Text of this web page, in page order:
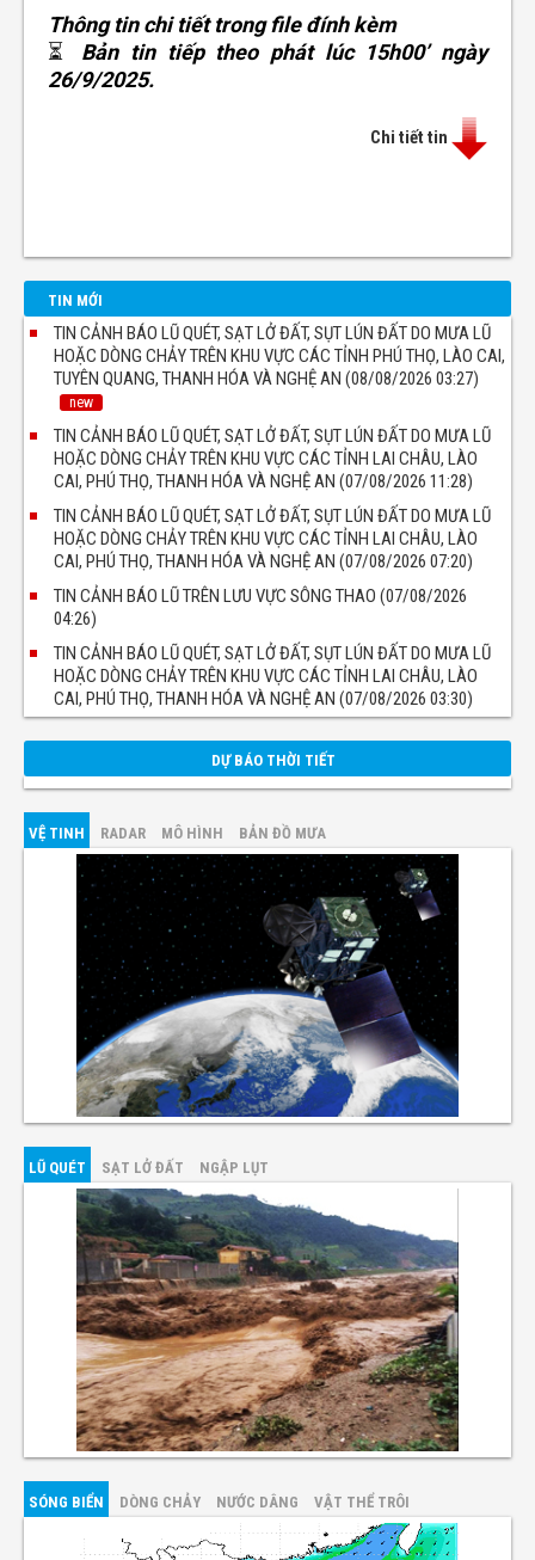
Thông tin chi tiết trong file đính kèm
⏳ Bản tin tiếp theo phát lúc 15h00’ ngày
26/9/2025.
Chi tiết tin
TIN MỚI
TIN CẢNH BÁO LŨ QUÉT, SẠT LỞ ĐẤT, SỤT LÚN ĐẤT DO MƯA LŨ
HOẶC DÒNG CHẢY TRÊN KHU VỰC CÁC TỈNH PHÚ THỌ, LÀO CAI,
TUYÊN QUANG, THANH HÓA VÀ NGHỆ AN (08/08/2026 03:27)
new
TIN CẢNH BÁO LŨ QUÉT, SẠT LỞ ĐẤT, SỤT LÚN ĐẤT DO MƯA LŨ
HOẶC DÒNG CHẢY TRÊN KHU VỰC CÁC TỈNH LAI CHÂU, LÀO
CAI, PHÚ THỌ, THANH HÓA VÀ NGHỆ AN (07/08/2026 11:28)
TIN CẢNH BÁO LŨ QUÉT, SẠT LỞ ĐẤT, SỤT LÚN ĐẤT DO MƯA LŨ
HOẶC DÒNG CHẢY TRÊN KHU VỰC CÁC TỈNH LAI CHÂU, LÀO
CAI, PHÚ THỌ, THANH HÓA VÀ NGHỆ AN (07/08/2026 07:20)
TIN CẢNH BÁO LŨ TRÊN LƯU VỰC SÔNG THAO (07/08/2026
04:26)
TIN CẢNH BÁO LŨ QUÉT, SẠT LỞ ĐẤT, SỤT LÚN ĐẤT DO MƯA LŨ
HOẶC DÒNG CHẢY TRÊN KHU VỰC CÁC TỈNH LAI CHÂU, LÀO
CAI, PHÚ THỌ, THANH HÓA VÀ NGHỆ AN (07/08/2026 03:30)
DỰ BÁO THỜI TIẾT
VỆ TINH RADAR MÔ HÌNH BẢN ĐỒ MƯA
LŨ QUÉT SẠT LỞ ĐẤT NGẬP LỤT
SÓNG BIỂN DÒNG CHẢY NƯỚC DÂNG VẬT THỂ TRÔI